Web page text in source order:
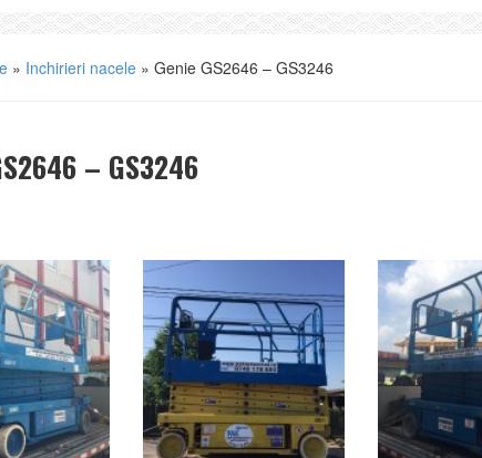
» Inchirieri nacele» Genie GS2646 – GS3246
– GS3246